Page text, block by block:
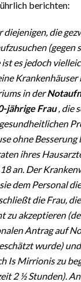
berichten:
diejenigen, die
(gegen
es jedoch
Krankenhäuser
in der
jährige Frau, die
ohne Besserung
ihres
an. Der
dem Personal
die Frau,
zu akzeptieren
Antrag auf
wurde)
Is Mirrionis zu
2 ½ Stunden).